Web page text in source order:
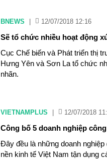
BNEWS 12/07/2018 12:16
Sẽ tổ chức nhiều hoạt động
Cục Chế biến và Phát triển thị
Hưng Yên và Sơn La tổ chức
nhãn.
VIETNAMPLUS 12/07/2018
Công bố 5 doanh nghiệp
Đây đều là những doanh
nền kinh tế Việt Nam tận dụng